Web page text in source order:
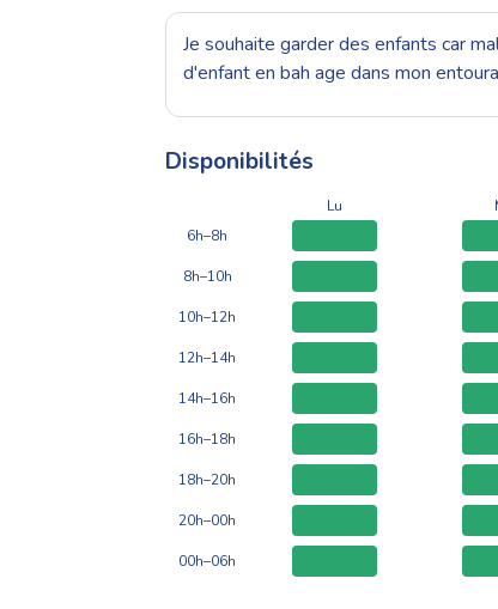
Je souhaite garder des enfants car
d'enfant en bah age dans mon
Disponibilités
Lu
6h–8h
8h–10h
10h–12h
12h–14h
14h–16h
16h–18h
18h–20h
20h–00h
00h–06h